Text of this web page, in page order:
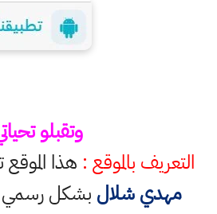
وتقبلو
التعريف بالموقع : هذا الموقع
مهدي شلال بشكل رسمي